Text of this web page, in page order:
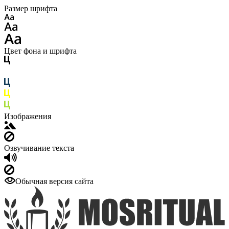
Размер шрифта
Цвет фона и шрифта
Изображения
Озвучивание текста
Обычная версия сайта